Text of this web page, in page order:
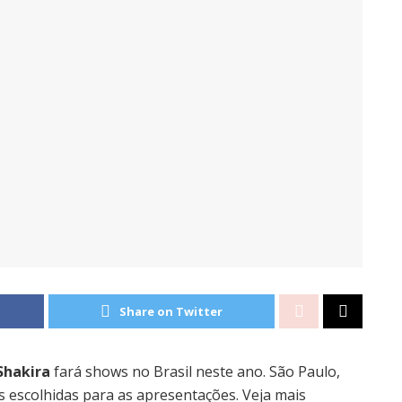
Share on Twitter
fará shows no Brasil neste ano. São Paulo,
para as apresentações. Veja mais